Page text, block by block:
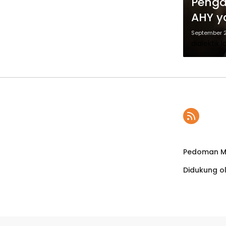
AHY
September
Pedoman
Didukung